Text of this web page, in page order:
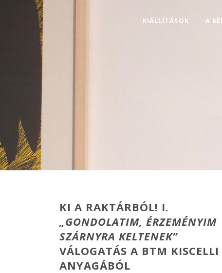
KIÁLLÍTÁSOK A
KI A RAKTÁRBÓL! I.
„GONDOLATIM, ÉRZEMÉNYIM
SZÁRNYRA KELTENEK”
VÁLOGATÁS A BTM
ANYAGÁBÓL